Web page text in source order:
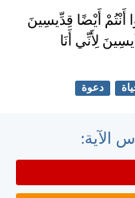
أَيْضًا قِدِّيسِينَ
لِأَنِّي أَنَا
دعوة
الآية: